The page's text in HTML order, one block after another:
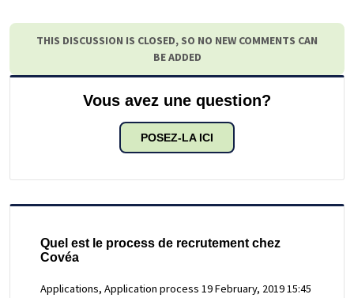
THIS DISCUSSION IS CLOSED, SO NO NEW COMMENTS CAN
BE ADDED
Vous avez une question?
POSEZ-LA ICI
Quel est le process de recrutement chez
Covéa
Applications, Application process 19 February, 2019 15:45